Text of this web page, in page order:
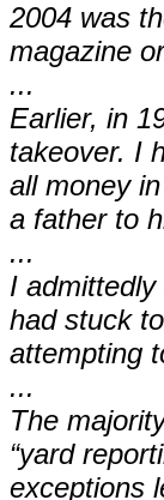
2004 was
magazine
...
Earlier, in
takeover. I
all money
a father to
...
I
had stuck
attempting
...
The
“yard
exceptions